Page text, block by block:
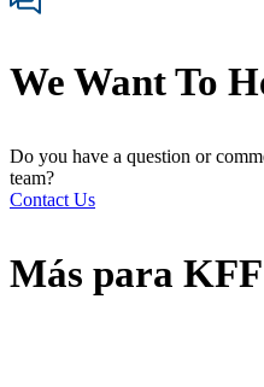
We Want To
Do you have a question or
team?
Contact Us
Más para